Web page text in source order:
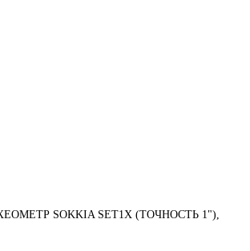
SOKKIA SET1X (ТОЧНОСТЬ 1"),